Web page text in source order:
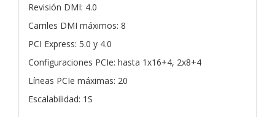
Revisión DMI: 4.0
Carriles DMI máximos: 8
PCI Express: 5.0 y 4.0
Configuraciones PCIe: hasta 1x16+4, 2x8+4
Líneas PCIe máximas: 20
Escalabilidad: 1S